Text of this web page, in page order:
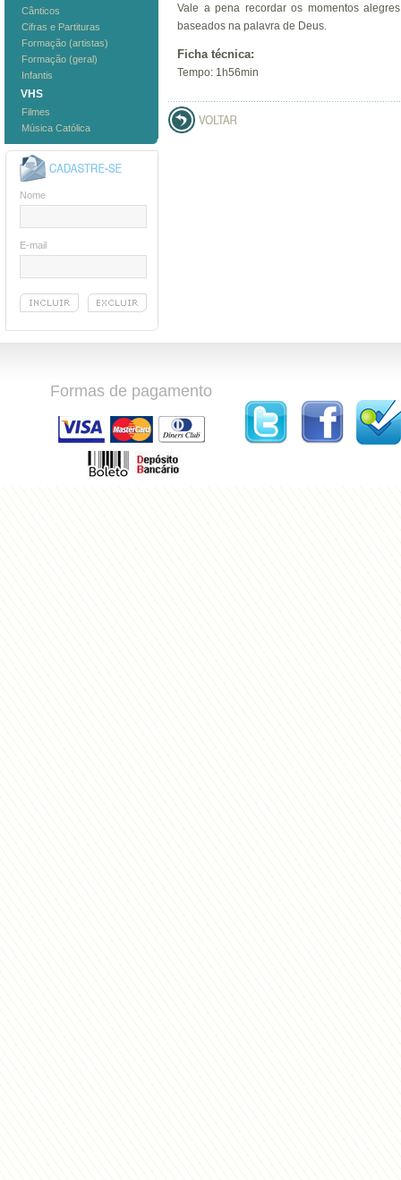
Cânticos
Cifras e Partituras
Formação (artistas)
Formação (geral)
Infantis
VHS
Filmes
Música Católica
Nome
E-mail
Vale a pena recordar os momentos
baseados na palavra de Deus.
Ficha técnica:
Tempo: 1h56min
Formas de pagamento